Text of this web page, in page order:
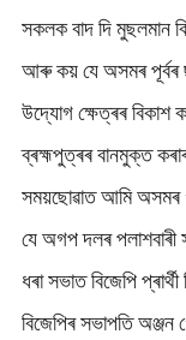
সকলক বাদ দি মুছলমান
আৰু কয় যে অসমৰ পূৰ্বৰ
উদ্যোগ ক্ষেত্ৰৰ বিকাশ
ব্ৰহ্মপুত্ৰৰ বানমুক্ত
সময়ছোৱাত আমি অসমৰ
যে অগপ দলৰ পলাশবাৰী
ধৰা সভাত বিজেপি
বিজেপিৰ সভাপতি অঞ্জন